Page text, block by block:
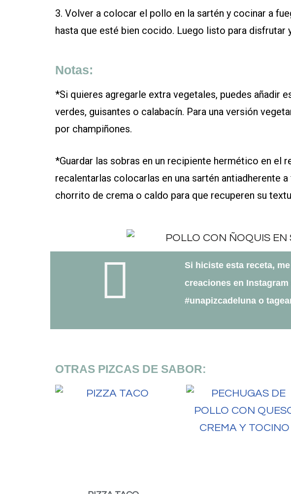
3. Volver a colocar el pollo en la sartén y cocinar a
hasta que esté bien cocido. Luego listo para disfrutar
Notas:
*Si quieres agregarle extra vegetales, puedes añadir
verdes, guisantes o calabacín. Para una versión
por champiñones.
*Guardar las sobras en un recipiente hermético en el
recalentarlas colocarlas en una sartén antiadherente
chorrito de crema o caldo para que recuperen su
Si hiciste esta receta,
creaciones en
#unapizcadeluna o
OTRAS PIZCAS DE SABOR: